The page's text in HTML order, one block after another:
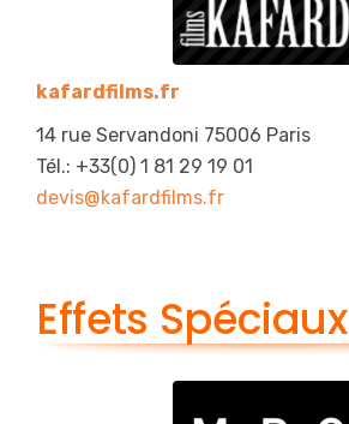
kafardfilms.fr
14 rue Servandoni 75006 Paris
Tél.: +33(0) 1 81 29 19 01
devis@kafardfilms.fr
Effets Spéciaux